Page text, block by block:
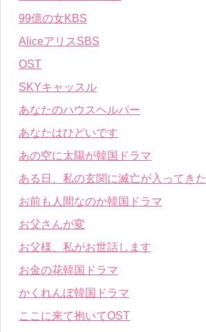
99億の女KBS
AliceアリスSBS
OST
SKYキャッスル
あなたのハウスヘルパー
あなたはひどいです
あの空に太陽が韓国ドラマ
ある日、私の玄関に滅亡が入ってきた
お前も人間なのか韓国ドラマ
お父さんが変
お父様、私がお世話します
お金の花韓国ドラマ
かくれんぼ韓国ドラマ
ここに来て抱いてOST